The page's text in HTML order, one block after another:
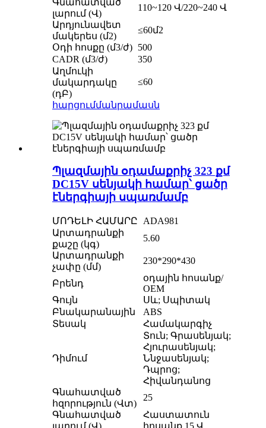
լարում (Վ)
110~120 Վ/220~240 Վ
Արդյունավետ
մակերես (մ2)
≤60մ2
Օդի հոսքը (մ3/ժ) 500
CADR (մ3/ժ)
350
Աղմուկի
մակարդակը
(դԲ)
≤60
հարցումմանրամասն
Պլազմային օդամաքրիչ 323 քմ
DC15V սենյակի համար՝ ցածր
էներգիայի սպառմամբ
ՄՈԴԵԼԻ ՀԱՄԱՐԸ
ADA981
Արտադրանքի
քաշը (կգ)
5.60
Արտադրանքի
չափը (մմ)
230*290*430
Բրենդ
օդային հոսանք/
OEM
Գույն
Սև; Սպիտակ
Բնակարանային
ABS
Տեսակ
Համակարգիչ
Դիմում
Տուն; Գրասենյակ;
Հյուրասենյակ;
Ննջասենյակ;
Դպրոց;
Հիվանդանոց
Գնահատված
հզորություն (Վտ)
25
Գնահատված
Հաստատուն